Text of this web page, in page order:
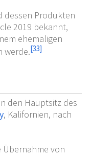
dessen Produkten
2019 bekannt,
ehemaligen
werde.[33]
den Hauptsitz des
, Kalifornien, nach
Übernahme von